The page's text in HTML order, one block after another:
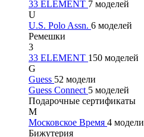
33 ELEMENT 7 моделей
U
U.S. Polo Assn. 6 моделей
Ремешки
3
33 ELEMENT 150 моделей
G
Guess 52 модели
Guess Connect 5 моделей
Подарочные сертификаты
М
Московское Время 4 модели
Бижутерия